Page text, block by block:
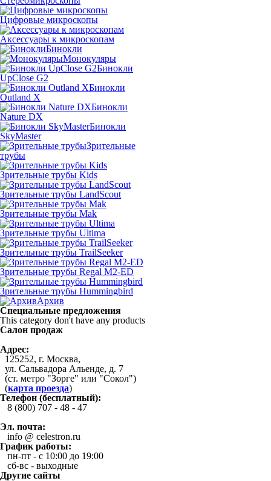
Цифровые микроскопы
Аксессуары к микроскопам
Бинокли
Монокуляры
Бинокли
UpClose G2
Бинокли
Outland X
Бинокли
Nature DX
Бинокли
SkyMaster
Зрительные
трубы
Зрительные трубы Kids
Зрительные трубы LandScout
Зрительные трубы Mak
Зрительные трубы Ultima
Зрительные трубы TrailSeeker
Зрительные трубы Regal M2-ED
Зрительные трубы Hummingbird
Архив
Специальные предложения
This category don't have any products
Салон продаж
Адрес:
125252, г. Москва,
ул. Сальвадора Альенде, д. 7
(ст. метро "Зорге" или "Сокол")
(карта проезда)
Телефон (бесплатный):
8 (800) 707 - 48 - 47
Эл. почта:
info @ celestron.ru
График работы:
пн-пт - с 10:00 до 19:00
сб-вс - выходные
Другие сайты